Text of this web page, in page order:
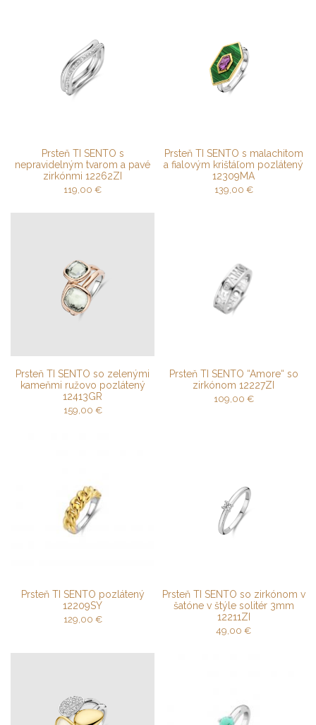
Prsteň TI SENTO s
nepravidelným tvarom a pavé
zirkónmi 12262ZI
119,00 €
Prsteň TI SENTO s malachitom
a fialovým krištáľom pozlátený
12309MA
139,00 €
Prsteň TI SENTO so zelenými
kameňmi ružovo pozlátený
12413GR
159,00 €
Prsteň TI SENTO “Amore“ so
zirkónom 12227ZI
109,00 €
Prsteň TI SENTO pozlátený
12209SY
129,00 €
Prsteň TI SENTO so zirkónom v
šatóne v štýle solitér 3mm
12211ZI
49,00 €